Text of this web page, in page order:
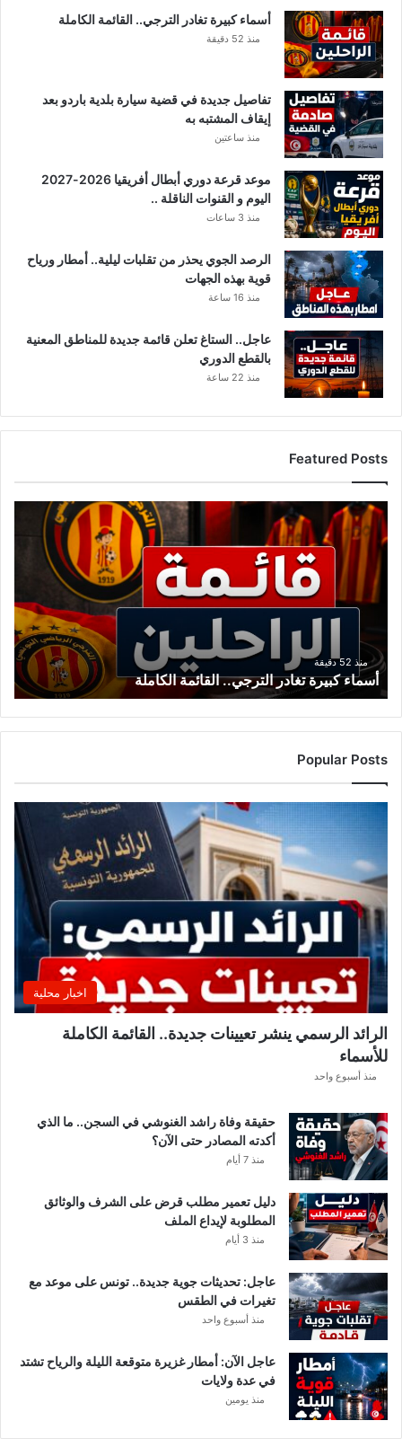
أسماء كبيرة تغادر الترجي.. القائمة الكاملة
منذ 52 دقيقة
تفاصيل جديدة في قضية سيارة بلدية باردو بعد
إيقاف المشتبه به
منذ ساعتين
موعد قرعة دوري أبطال أفريقيا 2026-2027
اليوم و القنوات الناقلة ..
منذ 3 ساعات
الرصد الجوي يحذر من تقلبات ليلية.. أمطار ورياح
قوية بهذه الجهات
منذ 16 ساعة
عاجل.. الستاغ تعلن قائمة جديدة للمناطق المعنية
بالقطع الدوري
منذ 22 ساعة
Featured Posts
أسماء
كبيرة
تغادر
الترجي..
القائمة
الكاملة
منذ 52 دقيقة
أسماء كبيرة تغادر الترجي.. القائمة الكاملة
Popular Posts
اخبار محلية
الرائد الرسمي ينشر تعيينات جديدة.. القائمة الكاملة
للأسماء
منذ أسبوع واحد
حقيقة وفاة راشد الغنوشي في السجن.. ما الذي
أكدته المصادر حتى الآن؟
منذ 7 أيام
دليل تعمير مطلب قرض على الشرف والوثائق
المطلوبة لإيداع الملف
منذ 3 أيام
عاجل: تحديثات جوية جديدة.. تونس على موعد مع
تغيرات في الطقس
منذ أسبوع واحد
عاجل الآن: أمطار غزيرة متوقعة الليلة والرياح تشتد
في عدة ولايات
منذ يومين